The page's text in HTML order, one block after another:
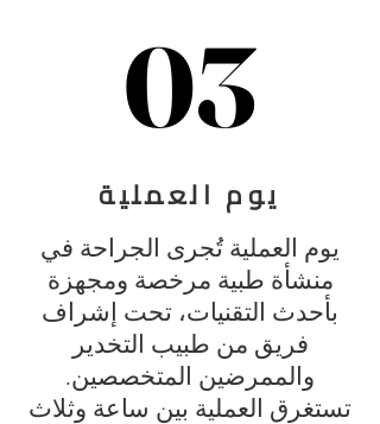
03
03
يوم العملية
يوم العملية تُجرى الجراحة في
منشأة طبية مرخصة ومجهزة
بأحدث التقنيات، تحت إشراف
فريق من طبيب التخدير
والممرضين المتخصصين.
تستغرق العملية بين ساعة وثلاث